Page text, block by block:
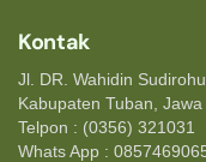
Kontak
Jl. DR. Wahidin
Kabupaten Tuban,
Telpon : (0356) 321031
Whats App :